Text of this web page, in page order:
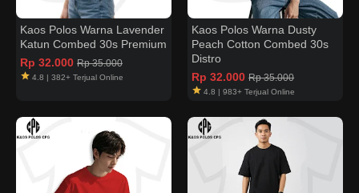
Kaos Polos Warna Lavender
Katun Combed 30s Premium
Rp 32.000 Rp 35.000
4.8 | 382+ Terjual Online
Kaos Polos Warna Dusty
Peach Cotton Combed 30s
Distro
Rp 32.000Rp 35.000
4.8 | 983+ Terjual Online